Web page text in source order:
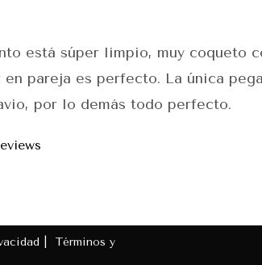
está súper limpio, muy coqueto
en pareja es perfecto. La única
por lo demás todo perfecto.
|
Términos y